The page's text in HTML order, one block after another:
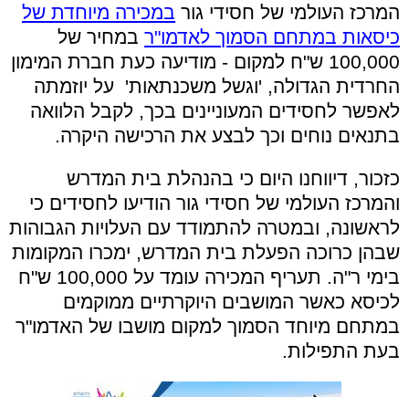
המרכז העולמי של חסידי גור במכירה מיוחדת של
כיסאות במתחם הסמוך לאדמו"ר במחיר של
100,000 ש"ח למקום - מודיעה כעת חברת המימון
החרדית הגדולה, 'וגשל משכנתאות' על יוזמתה
לאפשר לחסידים המעוניינים בכך, לקבל הלוואה
בתנאים נוחים וכך לבצע את הרכישה היקרה.
כזכור, דיווחנו היום כי בהנהלת בית המדרש
והמרכז העולמי של חסידי גור הודיעו לחסידים כי
לראשונה, ובמטרה להתמודד עם העלויות הגבוהות
שבהן כרוכה הפעלת בית המדרש, ימכרו המקומות
בימי ר"ה. תעריף המכירה עומד על 100,000 ש"ח
לכיסא כאשר המושבים היוקרתיים ממוקמים
במתחם מיוחד הסמוך למקום מושבו של האדמו"ר
בעת התפילות.